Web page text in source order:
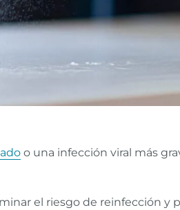
o una infección viral más
el riesgo de reinfección y